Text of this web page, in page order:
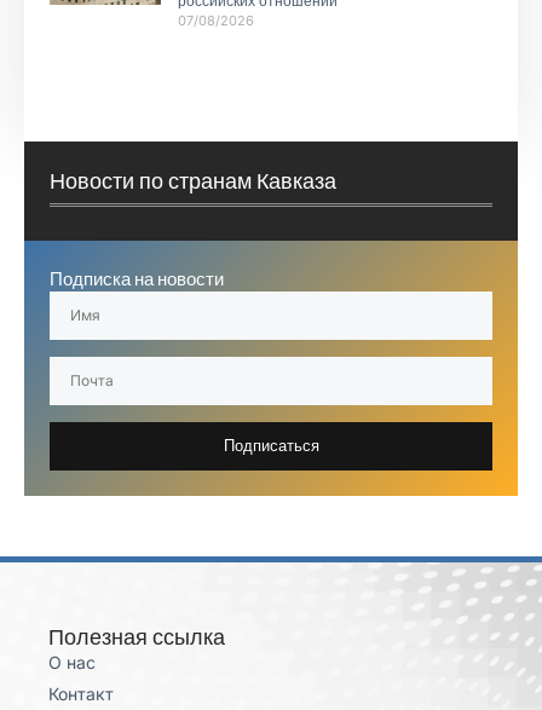
07/08/2026
Новости по странам Кавказа
Подписка на новости
Подписаться
Полезная ссылка
О нас
Контакт